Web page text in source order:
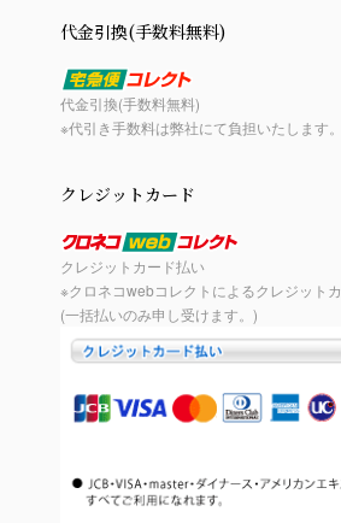
代金引換(手数料無料)
代金引換(手数料無料)
※代引き手数料は弊社にて負担いたします。
クレジットカード
クレジットカード払い
※クロネコwebコレクトによるクレジット
(一括払いのみ申し受けます。)